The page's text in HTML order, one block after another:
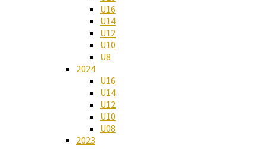
U16
U14
U12
U10
U8
2024
U16
U14
U12
U10
U08
2023